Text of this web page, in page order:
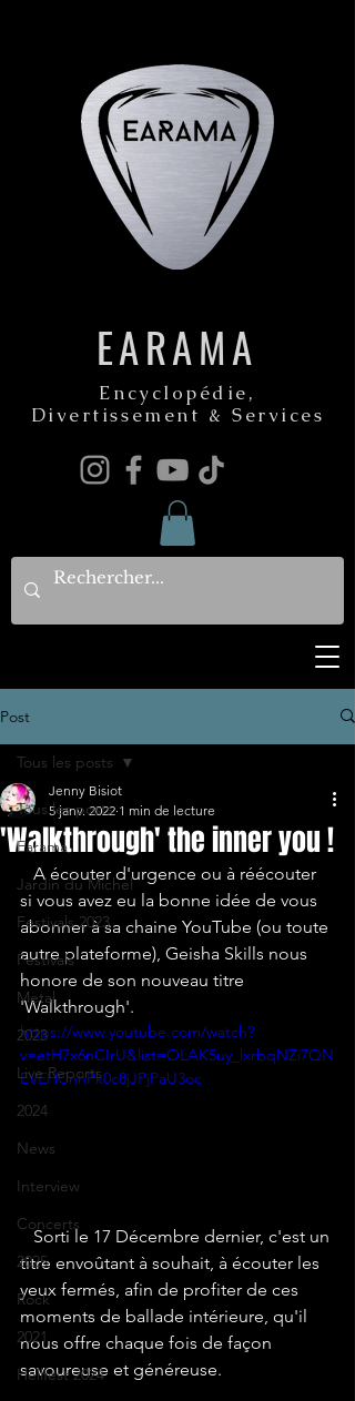
EARAMA
Encyclopédie,
Divertissement & Services
Post
Tous les posts
Earama
Jardin du Michel
Festivals 2023
Festivals
Metal
2023
Live Reports
2024
News
Interview
Concerts
2025
Rock
2021
Hellfest 2024
Tous les posts
'Walkthrough' the inner you !
Jenny Bisiot
5 janv. 2022 1 min de lecture
si vous avez eu la bonne idée de vous
abonner à sa chaine YouTube (ou toute
autre plateforme), Geisha Skills nous
honore de son nouveau titre
'Walkthrough'.
https://www.youtube.com/watch?
v=etH7x6nCIrU&list=OLAK5uy_lxrbqNZi7QN
EVEHCnhPk0c8jJPjPaU3oc
titre envoûtant à souhait, à écouter les
yeux fermés, afin de profiter de ces
moments de ballade intérieure, qu'il
nous offre chaque fois de façon
savoureuse et généreuse.